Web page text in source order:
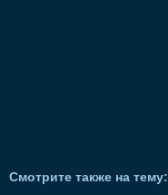
Смотрите также на тему: